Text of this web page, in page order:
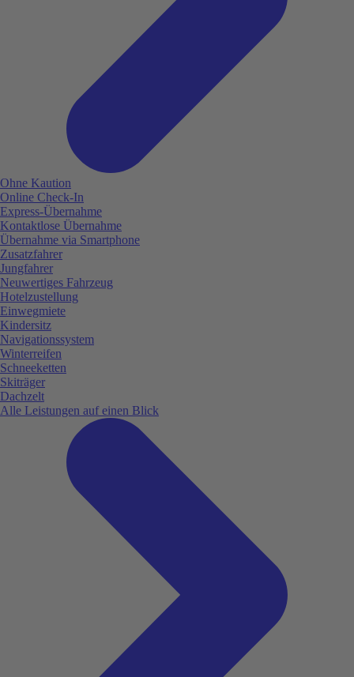
Ohne Kaution
Online Check-In
Express-Übernahme
Kontaktlose Übernahme
Übernahme via Smartphone
Zusatzfahrer
Jungfahrer
Neuwertiges Fahrzeug
Hotelzustellung
Einwegmiete
Kindersitz
Navigationssystem
Winterreifen
Schneeketten
Skiträger
Dachzelt
Alle Leistungen auf einen Blick